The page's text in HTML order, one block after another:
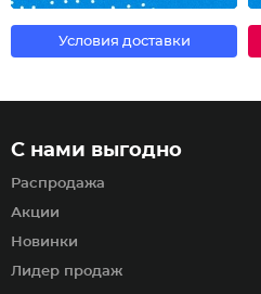
Условия доставки
С нами выгодно
Распродажа
Акции
Новинки
Лидер продаж